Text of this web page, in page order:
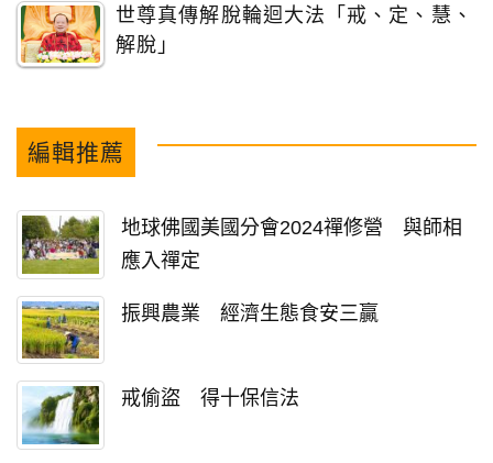
世尊真傳解脫輪迴大法「戒、定、慧、
解脫」
編輯推薦
地球佛國美國分會2024禪修營 與師相
應入禪定
振興農業 經濟生態食安三贏
戒偷盜 得十保信法